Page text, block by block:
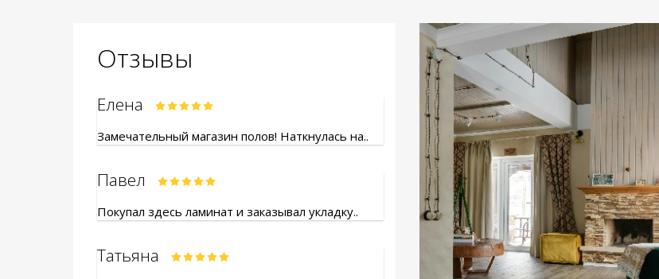
Отзывы
Елена
Замечательный магазин полов! Наткнулась на..
Павел
Покупал здесь ламинат и заказывал укладку..
Татьяна